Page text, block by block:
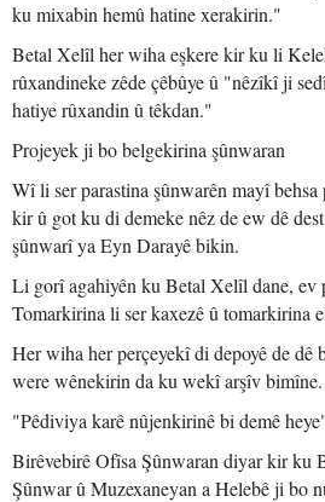
ku mixabin hemû hatine xerakirin."
Betal Xelîl her wiha eşkere kir ku li
rûxandineke zêde çêbûye û "nêzîkî ji
hatiye rûxandin û têkdan."
Projeyek ji bo belgekirina şûnwaran
Wî li ser parastina şûnwarên mayî
kir û got ku di demeke nêz de ew dê
şûnwarî ya Eyn Darayê bikin.
Li gorî agahiyên ku Betal Xelîl dane, ev
Tomarkirina li ser kaxezê û tomarkirina
Her wiha her perçeyekî di depoyê de dê
were wênekirin da ku wekî arşîv bimîne.
"Pêdiviya karê nûjenkirinê bi demê
Birêvebirê Ofîsa Şûnwaran diyar kir ku
Şûnwar û Muzexaneyan a Helebê ji bo